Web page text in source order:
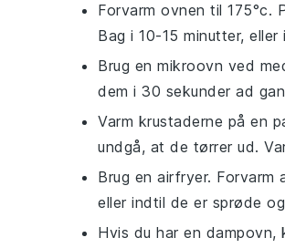
Forvarm ovnen til 175°c.
Bag i 10-15 minutter,
Brug en mikroovn ved
dem i 30 sekunder ad
Varm krustaderne på en
undgå, at de tørrer ud.
Brug en airfryer. Forvarm
eller indtil de er sprøde
Hvis du har en dampovn,